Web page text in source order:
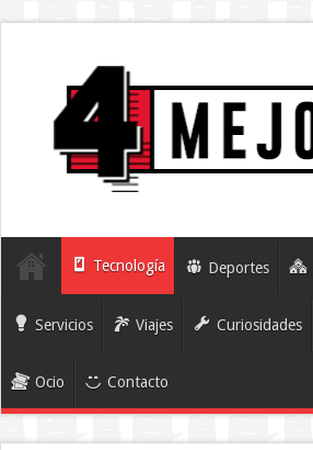
Tecnología Deportes
Servicios Viajes Curiosidades
Ocio Contacto